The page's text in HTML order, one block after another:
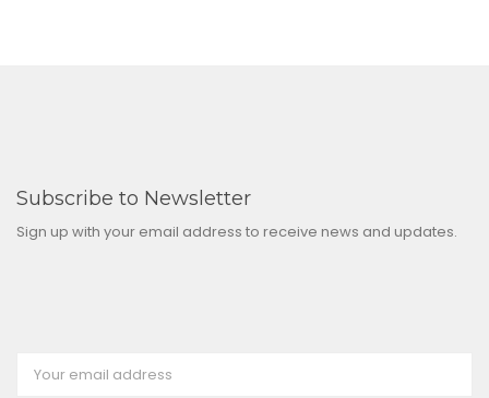
Subscribe to Newsletter
Sign up with your email address to receive news and updates.